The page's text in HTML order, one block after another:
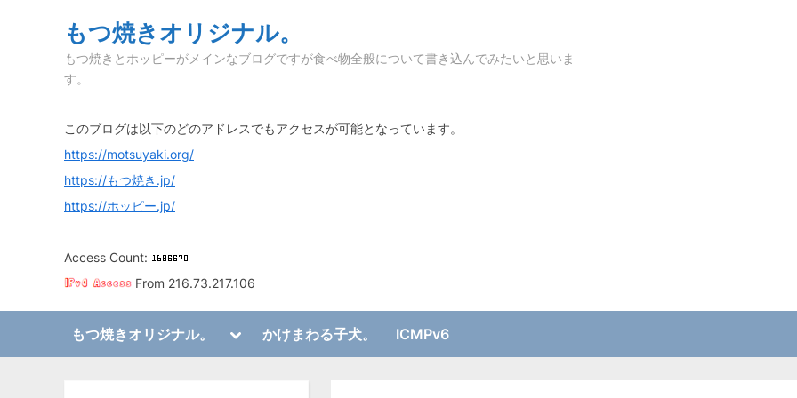
もつ焼きオリジナル。
もつ焼きとホッピーがメインなブログですが食べ物全般について書き込んでみたいと思いま
す。
このブログは以下のどのアドレスでもアクセスが可能となっています。
https://motsuyaki.org/
https://もつ焼き.jp/
https://ホッピー.jp/
Access Count:
From 216.73.217.106
もつ焼きオリジナル。
Toggle
menu
Toggle
かけまわる子犬。 ICMPv6